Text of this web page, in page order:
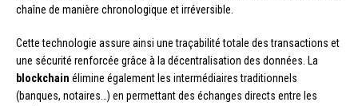
chaîne de manière chronologique et irréversible.
Cette technologie assure ainsi une traçabilité totale des transactions et
une sécurité renforcée grâce à la décentralisation des données. La
blockchain élimine également les intermédiaires traditionnels
(banques, notaires…) en permettant des échanges directs entre les